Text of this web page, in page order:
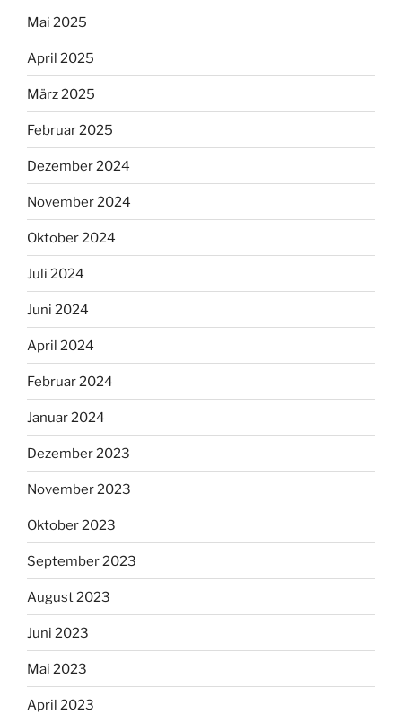
Mai 2025
April 2025
März 2025
Februar 2025
Dezember 2024
November 2024
Oktober 2024
Juli 2024
Juni 2024
April 2024
Februar 2024
Januar 2024
Dezember 2023
November 2023
Oktober 2023
September 2023
August 2023
Juni 2023
Mai 2023
April 2023